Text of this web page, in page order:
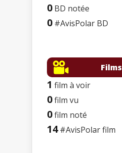
0 BD notée
0 #AvisPolar BD
Films
1 film à voir
0film vu
0film noté
14#AvisPolar film